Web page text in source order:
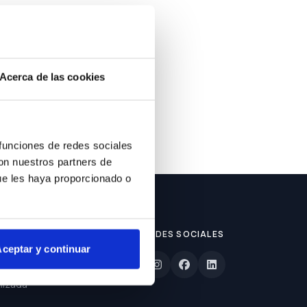
Acerca de las cookies
de redes sociales
nuestros partners de
les haya proporcionado o
y continuar
REDES SOCIALES